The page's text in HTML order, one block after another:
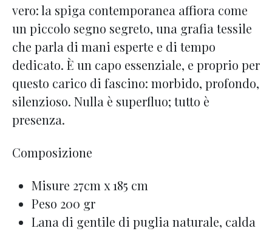
vero: la spiga contemporanea affiora come
un piccolo segno segreto, una grafia tessile
che parla di mani esperte e di tempo
dedicato. È un capo essenziale, e proprio per
questo carico di fascino: morbido, profondo,
silenzioso. Nulla è superfluo; tutto è
presenza.
Composizione
Misure 27cm x 185 cm
Peso 200 gr
Lana di gentile di puglia naturale, calda